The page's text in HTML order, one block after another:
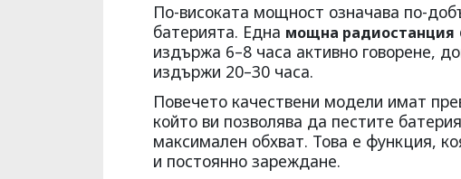
По-високата мощност означава по-
батерията. Една мощна радиостанция
издържа 6–8 часа активно говорене,
издържи 20–30 часа.
Повечето качествени модели имат
който ви позволява да пестите
максимален обхват. Това е функция,
и постоянно зареждане.